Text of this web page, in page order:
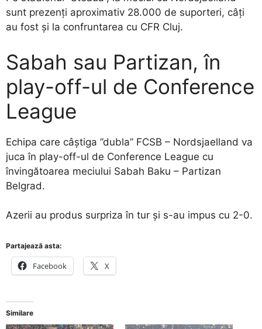
sunt prezenți aproximativ 28.000 de suporteri, câți
au fost și la confruntarea cu CFR Cluj.
Sabah sau Partizan, în
play-off-ul de Conference
League
Echipa care câștiga ”dubla” FCSB – Nordsjaelland va
juca în play-off-ul de Conference League cu
învingătoarea meciului Sabah Baku – Partizan
Belgrad.
Azerii au produs surpriza în tur și s-au impus cu 2-0.
Partajează asta:
Facebook X
Similare